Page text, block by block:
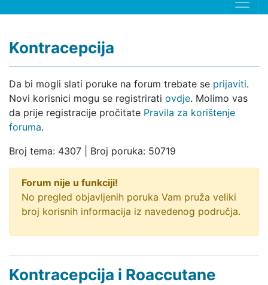
Kontracepcija
Da bi mogli slati poruke na forum trebate se prijaviti.
Novi korisnici mogu se registrirati ovdje. Molimo vas
da prije registracije pročitate Pravila za korištenje
foruma.
Broj tema: 4307 | Broj poruka: 50719
Forum nije u funkciji!
No pregled objavljenih poruka Vam pruža veliki
broj korisnih informacija iz navedenog područja.
Kontracepcija i Roaccutane